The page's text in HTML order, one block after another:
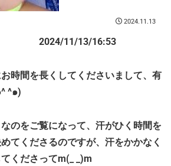
2024.11.13
13/16:53
時間を長くしてくださいまして、有
^๑)
のをご覧になって、汗がひく時間を
てくださるのですが、汗をかかなく
くださってm(_ _)m